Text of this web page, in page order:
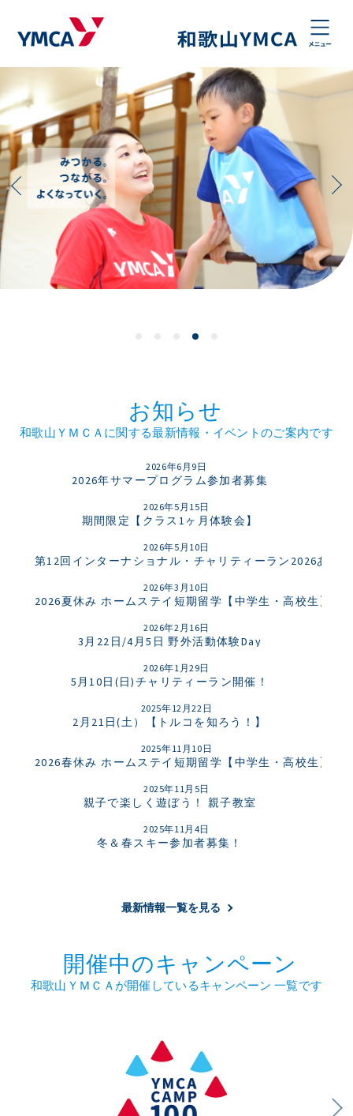
お知らせ
和歌山ＹＭＣＡに関する最新情報・イベントのご案内です
2026年6月9日
2026年サマープログラム参加者募集
2026年5月15日
期間限定【クラス1ヶ月体験会】
2026年5月10日
第12回インターナショナル・チャリティーラン2026あり
2026年3月10日
2026夏休み ホームステイ短期留学【中学生・高校生】
2026年2月16日
3月22日/4月5日 野外活動体験Day
2026年1月29日
5月10日(日)チャリティーラン開催！
2025年12月22日
2月21日(土）【トルコを知ろう！】
2025年11月10日
2026春休み ホームステイ短期留学【中学生・高校生】
2025年11月5日
親子で楽しく遊ぼう！ 親子教室
2025年11月4日
冬＆春スキー参加者募集！
最新情報一覧を見る
開催中のキャンペーン
和歌山ＹＭＣＡが開催しているキャンペーン 一覧です